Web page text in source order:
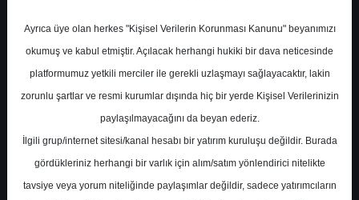
Ayrıca üye olan herkes "Kişisel Verilerin Korunması Kanunu" beyanımızı
okumuş ve kabul etmiştir. Açılacak herhangi hukiki bir dava neticesinde
platformumuz yetkili merciler ile gerekli uzlaşmayı sağlayacaktır, lakin
zorunlu şartlar ve resmi kurumlar dışında hiç bir yerde Kişisel Verilerinizin
paylaşılmayacağını da beyan ederiz.
İlgili grup/internet sitesi/kanal hesabı bir yatırım kuruluşu değildir. Burada
gördükleriniz herhangi bir varlık için alım/satım yönlendirici nitelikte
tavsiye veya yorum niteliğinde paylaşımlar değildir, sadece yatırımcıların